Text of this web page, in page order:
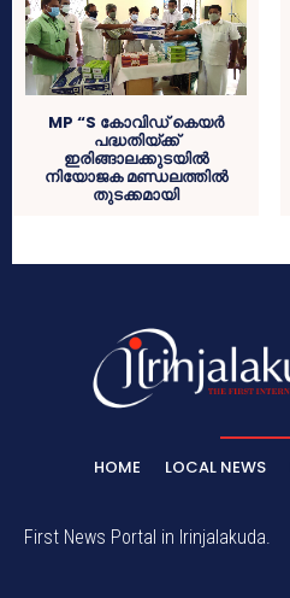
MP “S കോവിഡ് കെയർ
പദ്ധതിയ്ക്ക്
ഇരിങ്ങാലക്കുടയിൽ
നിയോജക മണ്ഡലത്തിൽ
തുടക്കമായി
HOME LOCAL NEWS
First News Portal in Irinjalakuda.